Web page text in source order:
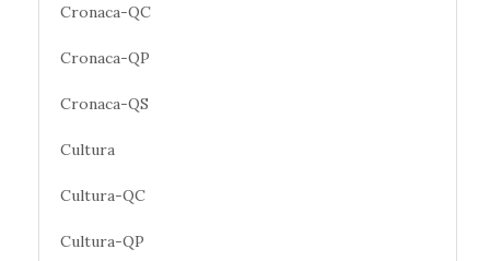
Cronaca-QC
Cronaca-QP
Cronaca-QS
Cultura
Cultura-QC
Cultura-QP